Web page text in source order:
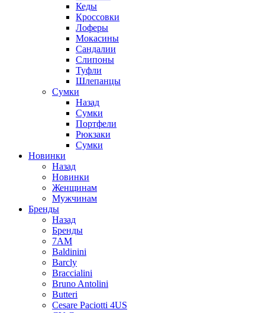
Кеды
Кроссовки
Лоферы
Мокасины
Сандалии
Слипоны
Туфли
Шлепанцы
Сумки
Назад
Сумки
Портфели
Рюкзаки
Сумки
Новинки
Назад
Новинки
Женщинам
Мужчинам
Бренды
Назад
Бренды
7AM
Baldinini
Barcly
Braccialini
Bruno Antolini
Butteri
Cesare Paciotti 4US